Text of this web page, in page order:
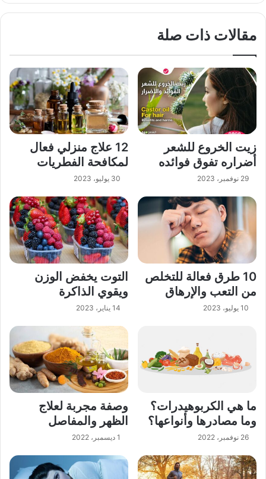
مقالات ذات صلة
زيت الخروع للشعر
أضراره تفوق فوائده
29 نوفمبر، 2023
12 علاج منزلي فعال
لمكافحة الفطريات
30 يوليو، 2023
10 طرق فعالة للتخلص
من التعب والإرهاق
10 يوليو، 2023
التوت يخفض الوزن
ويقوي الذاكرة
14 يناير، 2023
ما هي الكربوهيدرات؟
وما مصادرها وأنواعها؟
26 نوفمبر، 2022
وصفة مجربة لعلاج
الظهر والمفاصل
1 ديسمبر، 2022